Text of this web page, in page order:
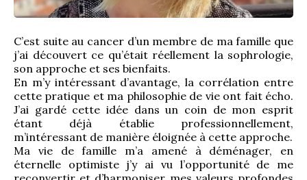
C’est suite au cancer d’un membre de ma famille que
j’ai découvert ce qu’était réellement la sophrologie,
son approche et ses bienfaits.
En m’y intéressant d’avantage, la corrélation entre
cette pratique et ma philosophie de vie ont fait écho.
J’ai gardé cette idée dans un coin de mon esprit
étant déjà établie professionnellement,
m’intéressant de manière éloignée à cette approche.
Ma vie de famille m’a amené à déménager, en
éternelle optimiste j’y ai vu l’opportunité de me